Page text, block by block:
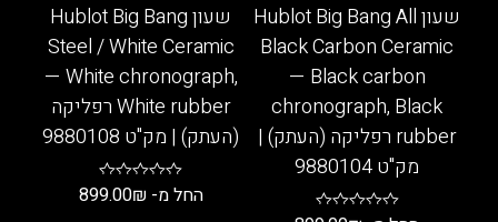
שעון Hublot Big Bang All
Black Carbon Ceramic
— Black carbon
chronograph, Black
rubber רפליקה (העתק) |
מק"ט 9880104
שעון Hublot Big Bang
Steel / White Ceramic
— White chronograph,
White rubber רפליקה
(העתק) | מק"ט 9880108
החל מ- 899.00₪